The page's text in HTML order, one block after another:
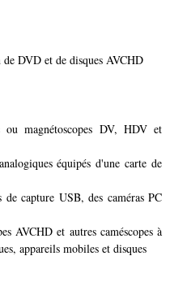
DVD et de disques AVCHD
ou magnétoscopes DV, HDV et
équipés d'une carte de
de capture USB, des caméras PC
AVCHD et autres caméscopes à
appareils mobiles et disques